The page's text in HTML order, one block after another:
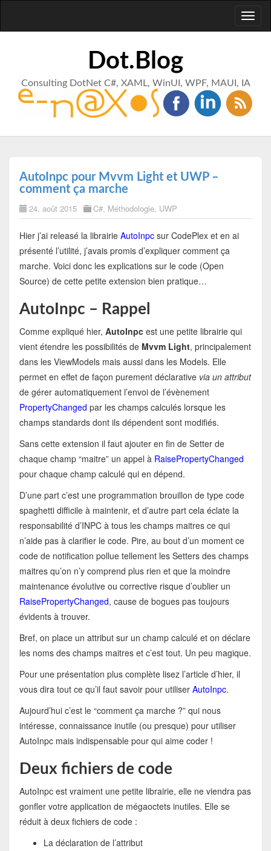
Dot.Blog
Consulting DotNet C#, XAML, WinUI, WPF, MAUI, IA
AutoInpc pour Mvvm Light et UWP –
comment ça marche
24. août 2015 C#, Méthodologie, UWP
Hier j’ai releasé la librairie AutoInpcsur CodePlex et en ai
présenté l’utilité, j’avais promis d’expliquer comment ça
marche. Voici donc les explications sur le code (Open
Source) de cette petite extension bien pratique…
AutoInpc – Rappel
Comme expliqué hier, AutoInpcest une petite librairie qui
vient étendre les possibilités de Mvvm Light, principalement
dans les ViewModels mais aussi dans les Models. Elle
permet en effet de façon purement déclarative via un attribut
de gérer automatiquement l’envoi de l’évènement
PropertyChanged par les champs calculés lorsque les
champs standards dont ils dépendent sont modifiés.
Sans cette extension il faut ajouter en fin de Setter de
chaque champ “maitre” un appel à RaisePropertyChanged
pour chaque champ calculé qui en dépend.
D’une part c’est une programmation brouillon de type code
spaghetti difficile à maintenir, et d’autre part cela éclate la
responsabilité d’INPC à tous les champs maitres ce qui
n’aide pas à clarifier le code. Pire, au bout d’un moment ce
code de notification pollue tellement les Setters des champs
maitres qu’on n’y comprend plus rien et que la moindre
maintenance évolutive ou corrective risque d’oublier un
RaisePropertyChanged, cause de bogues pas toujours
évidents à trouver.
Bref, on place un attribut sur un champ calculé et on déclare
les noms des champs maitres et c’est tout. Un peu magique.
Pour une présentation plus complète lisez l’article d’hier, il
vous dira tout ce qu’il faut savoir pour utiliser AutoInpc.
Aujourd’hui c’est le “comment ça marche ?” qui nous
intéresse, connaissance inutile (ou presque) pour utiliser
AutoInpc mais indispensable pour qui aime coder !
Deux fichiers de code
AutoInpc est vraiment une petite librairie, elle ne viendra pas
gonfler votre application de mégaoctets inutiles. Elle se
réduit à deux fichiers de code :
La déclaration de l’attribut